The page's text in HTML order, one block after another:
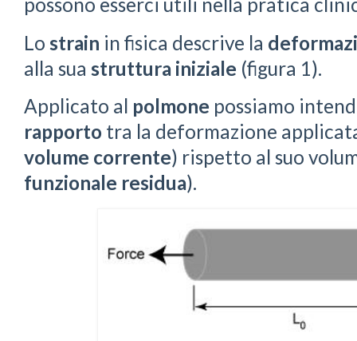
Lo strain in fisica descrive la
alla sua struttura iniziale (figura 1).
Applicato al polmone possiamo
rapporto tra la deformazione
volume corrente) rispetto al suo
funzionale residua).